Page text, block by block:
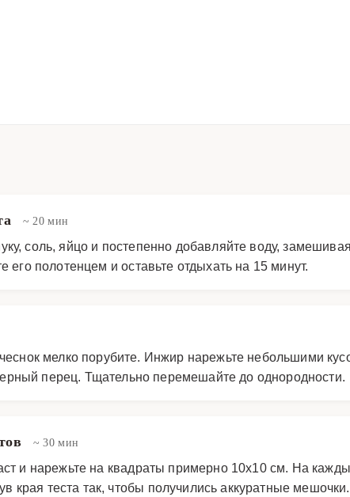
~ 20 мин
соль, яйцо и постепенно добавляйте воду,
его полотенцем и оставьте отдыхать на 15 минут.
мелко порубите. Инжир нарежьте небольшими
перец. Тщательно перемешайте до однородности.
~ 30 мин
и нарежьте на квадраты примерно 10х10 см. На
теста так, чтобы получились аккуратные мешочки.